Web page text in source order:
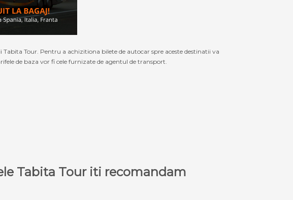
Tour. Pentru a achizitiona bilete de autocar spre aceste destinatii va
de baza vor fi cele furnizate de agentul de transport.
Tabita Tour iti recomandam